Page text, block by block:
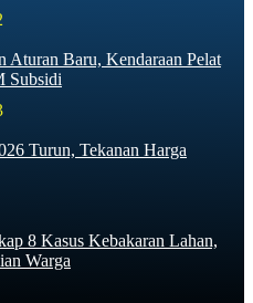
Aturan Baru, Kendaraan Pelat
Subsidi
Turun, Tekanan Harga
8 Kasus Kebakaran Lahan,
Warga